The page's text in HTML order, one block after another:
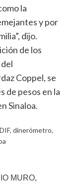
la
y por
dijo.
de los
Coppel, se
de pesos en la
Sinaloa.
DIF, dinerómetro,
MURO,